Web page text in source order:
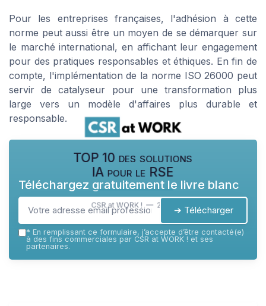
Pour les entreprises françaises, l'adhésion à cette
norme peut aussi être un moyen de se démarquer sur
le marché international, en affichant leur engagement
pour des pratiques responsables et éthiques. En fin de
compte, l'implémentation de la norme ISO 26000 peut
servir de catalyseur pour une transformation plus
large vers un modèle d'affaires plus durable et
responsable.
TOP 10 des solutions
IA pour le RSE
CSR at WORK ! — 2026
Téléchargez gratuitement le livre blanc
➔ Télécharger
* En remplissant ce formulaire, j’accepte d’être contacté(e)
à des fins commerciales par CSR at WORK ! et ses
partenaires.